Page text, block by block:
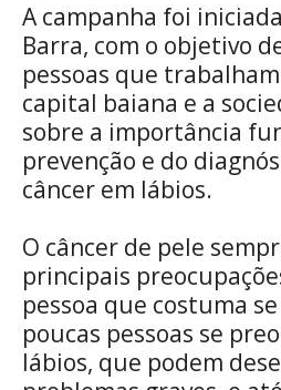
A campanha foi
Barra, com o objetivo
pessoas que
capital baiana e a
sobre a importância
prevenção e do
câncer em lábios.
O câncer de pele
principais
pessoa que costuma
poucas pessoas se
lábios, que podem